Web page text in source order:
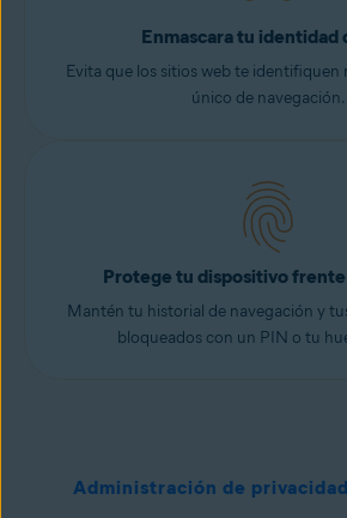
Enmascara tu identidad
Evita que los sitios web te
único de navegación.
Protege tu dispositivo frente
Mantén tu historial de navegación y
bloqueados con un PIN o tu
Administración de